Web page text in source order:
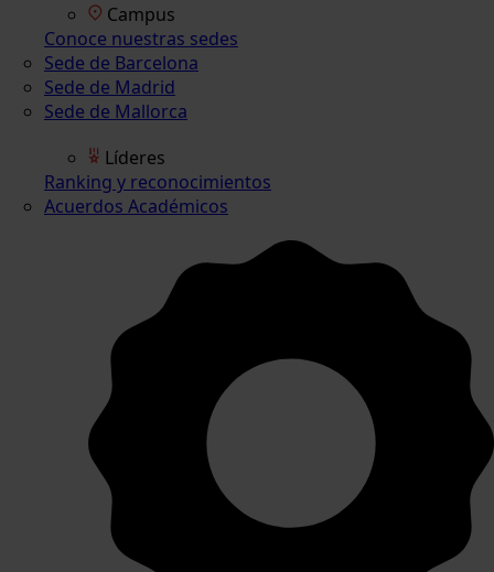
Campus
Conoce nuestras sedes
Sede de Barcelona
Sede de Madrid
Sede de Mallorca
Líderes
Ranking y reconocimientos
Acuerdos Académicos